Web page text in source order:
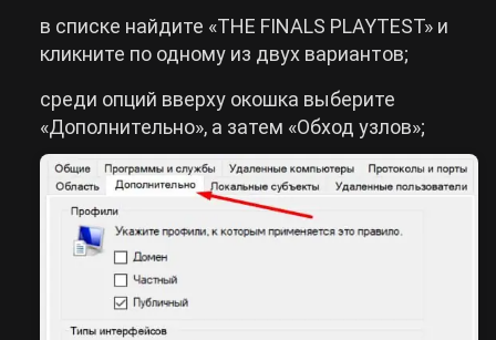
в списке найдите «THE FINALS PLAYTEST» и
кликните по одному из двух вариантов;
среди опций вверху окошка выберите
«Дополнительно», а затем «Обход узлов»;